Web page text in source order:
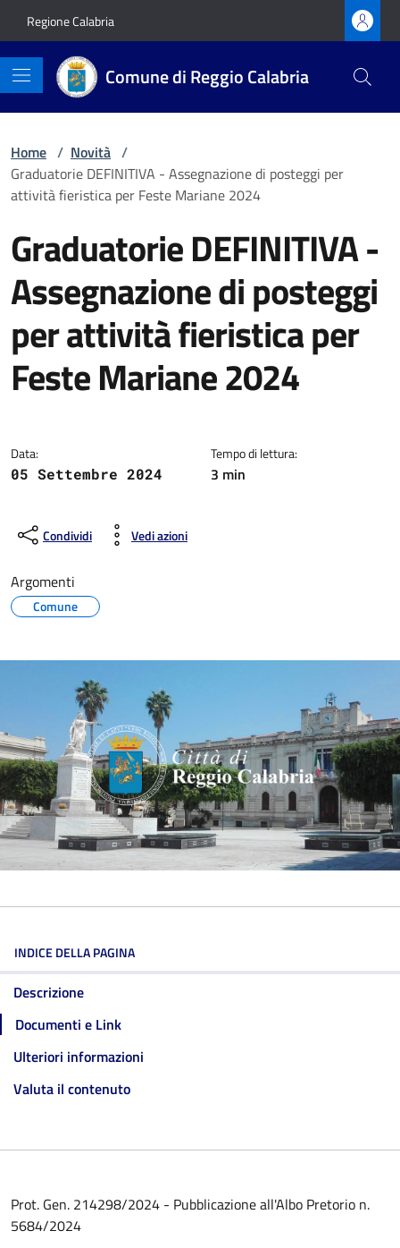
Regione Calabria
Comune di Reggio Calabria
Home / Novità /
Graduatorie DEFINITIVA - Assegnazione di posteggi per
attività fieristica per Feste Mariane 2024
Graduatorie DEFINITIVA -
Assegnazione di posteggi
per attività fieristica per
Feste Mariane 2024
Data:
05 Settembre 2024
Tempo di lettura:
3 min
Condividi Vedi azioni
Argomenti
Comune
INDICE DELLA PAGINA
Descrizione
Documenti e Link
Ulteriori informazioni
Valuta il contenuto
Prot. Gen. 214298/2024 - Pubblicazione all'Albo Pretorio n.
5684/2024